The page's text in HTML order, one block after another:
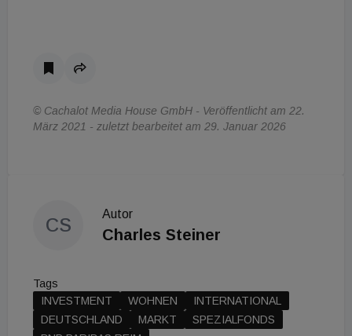
© Cachalot Media House GmbH - Veröffentlicht am 22.
März 2021 - zuletzt bearbeitet am 29. Januar 2026
CS
Autor
Charles Steiner
Tags
INVESTMENT
WOHNEN
INTERNATIONAL
DEUTSCHLAND
MARKT
SPEZIALFONDS